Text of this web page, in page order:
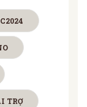
TRỢ